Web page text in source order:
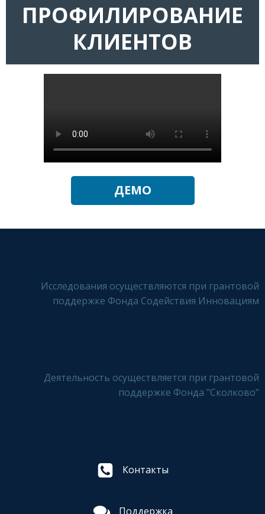
ПРОФИЛИРОВАНИЕ
КЛИЕНТОВ
ДЕМО
Исследования осуществляются при грантовой
поддержке Фонда Содействия Инновациям
Деятельность осуществляется при грантовой
поддержке Фонда "Сколково"
Контакты
Поддержка